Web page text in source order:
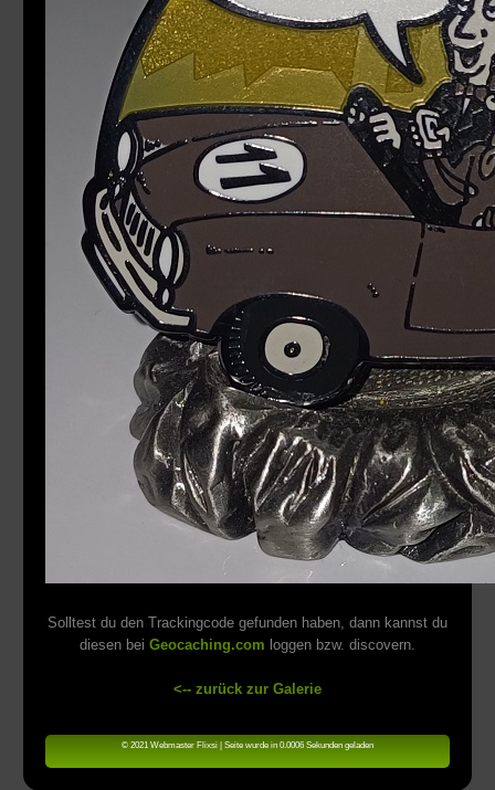
Solltest du den Trackingcode gefunden haben, dann kannst du
diesen bei Geocaching.com loggen bzw. discovern.
<-- zurück zur Galerie
© 2021 Webmaster Flixsi | Seite wurde in 0.0006 Sekunden geladen